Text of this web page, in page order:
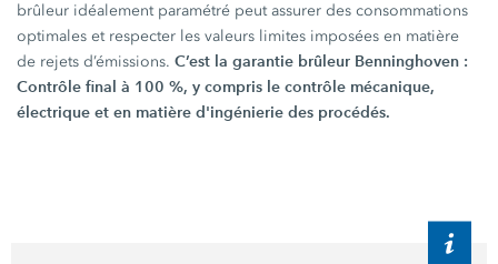
brûleur idéalement paramétré peut assurer des consommations
optimales et respecter les valeurs limites imposées en matière
de rejets d’émissions.C’est la garantie brûleur Benninghoven :
Contrôle final à 100 %, y compris le contrôle mécanique,
électrique et en matière d'ingénierie des procédés.